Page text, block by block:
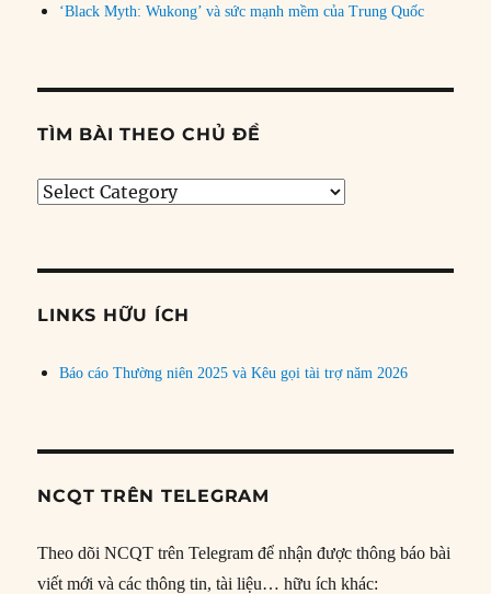
‘Black Myth: Wukong’ và sức mạnh mềm của Trung Quốc
TÌM BÀI THEO CHỦ ĐỀ
Tìm
đề
LINKS HỮU ÍCH
Báo cáo Thường niên 2025 và Kêu gọi tài trợ năm 2026
NCQT TRÊN TELEGRAM
Theo dõi NCQT trên Telegram để nhận được thông báo bài
viết mới và các thông tin, tài liệu… hữu ích khác: